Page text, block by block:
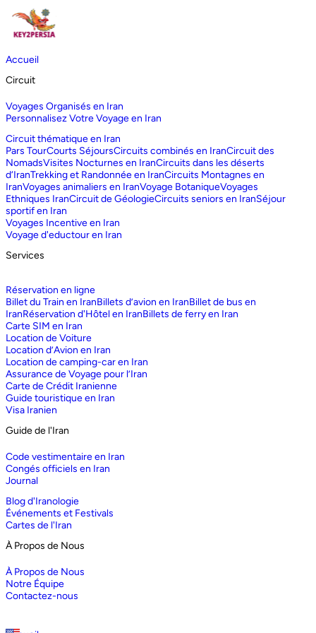
Accueil
Circuit
Voyages Organisés en Iran
Personnalisez Votre Voyage en Iran
Circuit thématique en Iran
Pars TourCourts SéjoursCircuits combinés en IranCircuit des
NomadsVisites Nocturnes en IranCircuits dans les déserts
d‘IranTrekking et Randonnée en IranCircuits Montagnes en
IranVoyages animaliers en IranVoyage BotaniqueVoyages
Ethniques IranCircuit de GéologieCircuits seniors en IranSéjour
sportif en Iran
Voyages Incentive en Iran
Voyage d'eductour en Iran
Services
Réservation en ligne
Billet du Train en IranBillets d’avion en IranBillet de bus en
IranRéservation d'Hôtel en IranBillets de ferry en Iran
Carte SIM en Iran
Location de Voiture
Location d’Avion en Iran
Location de camping-car en Iran
Assurance de Voyage pour l’Iran
Carte de Crédit Iranienne
Guide touristique en Iran
Visa Iranien
Guide de l'Iran
Code vestimentaire en Iran
Congés officiels en Iran
Journal
Blog d'Iranologie
Événements et Festivals
Cartes de l'Iran
À Propos de Nous
À Propos de Nous
Notre Équipe
Contactez-nous